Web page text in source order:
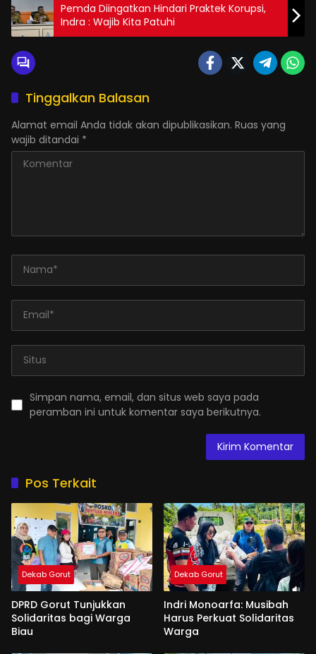
Pemda Diingatkan Hindari Praktek Korupsi,
Indra : Wajib Kita Patuhi
Tinggalkan Balasan
Alamat email Anda tidak akan dipublikasikan. Ruas yang
wajib ditandai *
Simpan nama, email, dan situs web saya pada
peramban ini untuk komentar saya berikutnya.
Pos Terkait
Dekab Gorut
DPRD Gorut Tunjukkan
Solidaritas bagi Warga
Biau
Dekab Gorut
Indri Monoarfa: Musibah
Harus Perkuat Solidaritas
Warga